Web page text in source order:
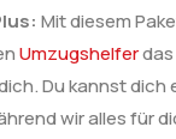
Mit diesem
Umzugshelferdas
Du kannst
wir alles für